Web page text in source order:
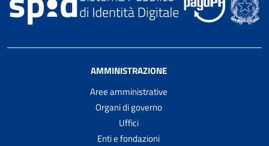
AMMINISTRAZIONE
Aree amministrative
Organi di governo
Uffici
Enti e fondazioni